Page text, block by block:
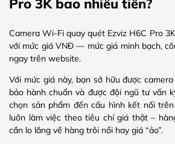
Camera Wi-Fi quay quét Ezviz H6C Pro
với mức giá VNĐ — mức giá minh bạch,
ngay trên website.
Với mức giá này, bạn sở hữu được
bảo hành chuẩn và được đội ngũ tư vấn
chọn sản phẩm đến cấu hình kết nối
luôn làm việc theo tiêu chí giá thật –
cần lo lắng về hàng trôi nổi hay giá “ảo”.